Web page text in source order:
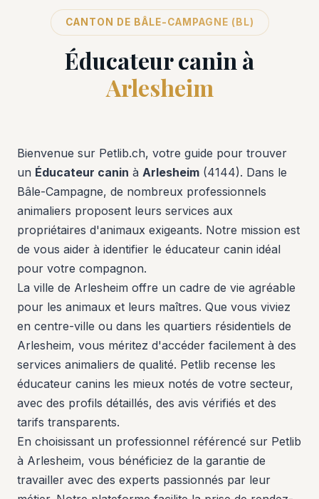
CANTON DE BÂLE-CAMPAGNE (BL)
Éducateur canin à
Arlesheim
Bienvenue sur Petlib.ch, votre guide pour trouver
un Éducateur canin à Arlesheim (4144). Dans le
Bâle-Campagne, de nombreux professionnels
animaliers proposent leurs services aux
propriétaires d'animaux exigeants. Notre mission est
de vous aider à identifier le éducateur canin idéal
pour votre compagnon.
La ville de Arlesheim offre un cadre de vie agréable
pour les animaux et leurs maîtres. Que vous viviez
en centre-ville ou dans les quartiers résidentiels de
Arlesheim, vous méritez d'accéder facilement à des
services animaliers de qualité. Petlib recense les
éducateur canins les mieux notés de votre secteur,
avec des profils détaillés, des avis vérifiés et des
tarifs transparents.
En choisissant un professionnel référencé sur Petlib
à Arlesheim, vous bénéficiez de la garantie de
travailler avec des experts passionnés par leur